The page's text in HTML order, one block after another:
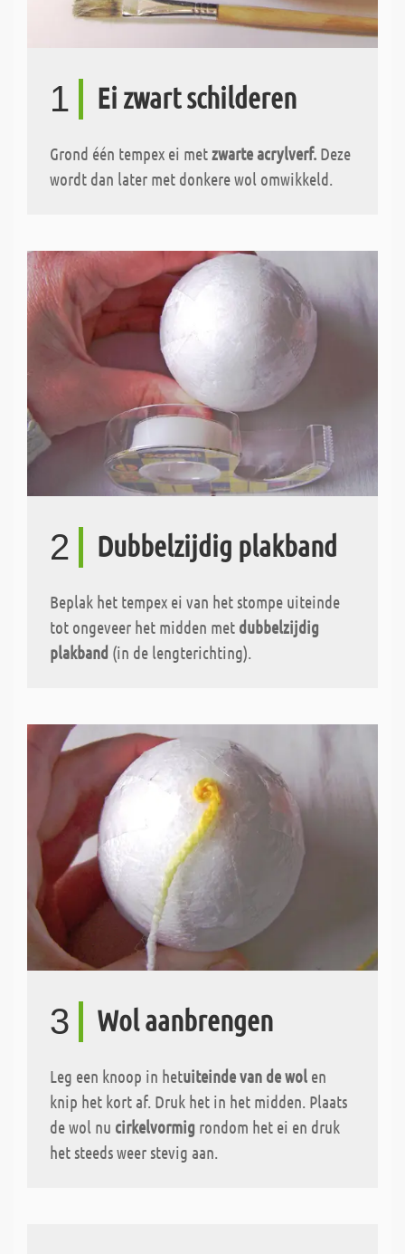
1 Ei zwart schilderen
Grond één tempex ei metzwarte acrylverf. Deze
wordt dan later met donkere wol omwikkeld.
2 Dubbelzijdig plakband
Beplak het tempex ei van het stompe uiteinde
tot ongeveer het midden met dubbelzijdig
plakband (in de lengterichting).
3 Wol aanbrengen
Leg een knoop in hetuiteinde van de wol en
knip het kort af. Druk het in het midden. Plaats
de wol nu cirkelvormig rondom het ei en druk
het steeds weer stevig aan.